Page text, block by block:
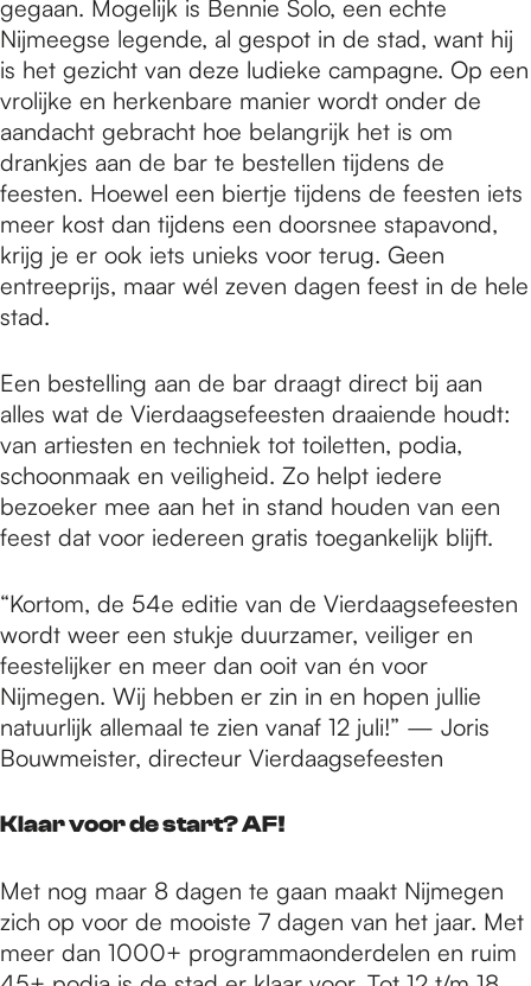
gegaan. Mogelijk is Bennie Solo, een echte
Nijmeegse legende, al gespot in de stad, want hij
is het gezicht van deze ludieke campagne. Op een
vrolijke en herkenbare manier wordt onder de
aandacht gebracht hoe belangrijk het is om
drankjes aan de bar te bestellen tijdens de
feesten. Hoewel een biertje tijdens de feesten iets
meer kost dan tijdens een doorsnee stapavond,
krijg je er ook iets unieks voor terug. Geen
entreeprijs, maar wél zeven dagen feest in de hele
stad.
Een bestelling aan de bar draagt direct bij aan
alles wat de Vierdaagsefeesten draaiende houdt:
van artiesten en techniek tot toiletten, podia,
schoonmaak en veiligheid. Zo helpt iedere
bezoeker mee aan het in stand houden van een
feest dat voor iedereen gratis toegankelijk blijft.
“Kortom, de 54e editie van de Vierdaagsefeesten
wordt weer een stukje duurzamer, veiliger en
feestelijker en meer dan ooit van én voor
Nijmegen. Wij hebben er zin in en hopen jullie
natuurlijk allemaal te zien vanaf 12 juli!” — Joris
Bouwmeister, directeur Vierdaagsefeesten
Klaar voor de start? AF!
Met nog maar 8 dagen te gaan maakt Nijmegen
zich op voor de mooiste 7 dagen van het jaar. Met
meer dan 1000+ programmaonderdelen en ruim